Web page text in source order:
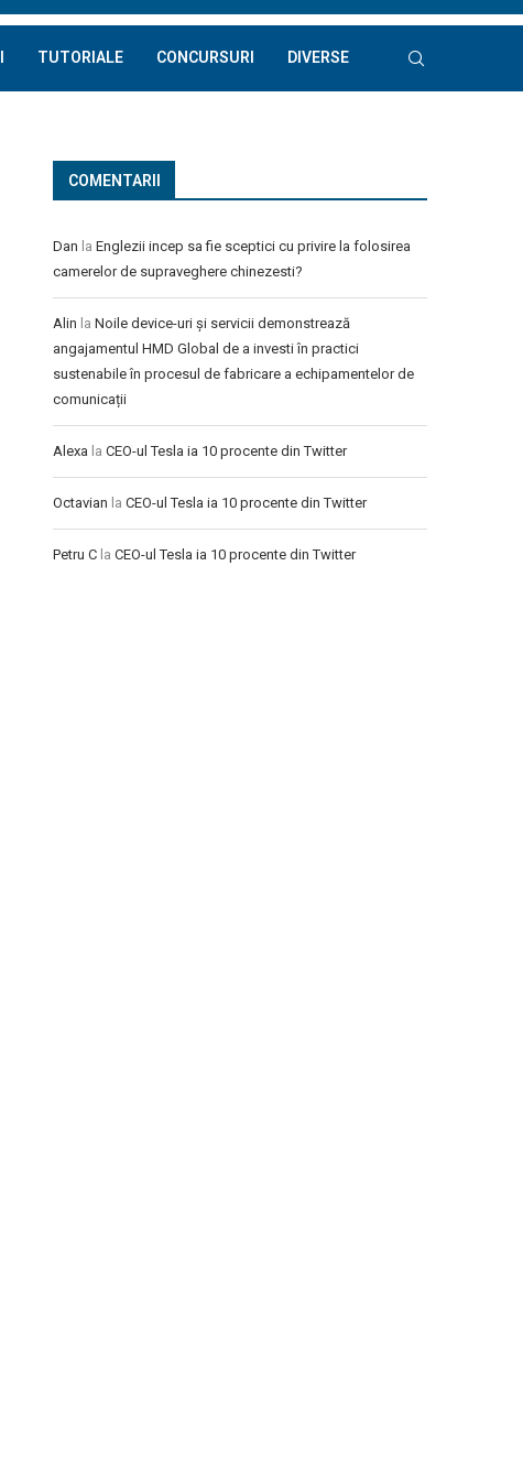
TUTORIALE CONCURSURI DIVERSE
COMENTARII
Dan la Englezii incep sa fie sceptici cu privire la folosirea
camerelor de supraveghere chinezesti?
Alin la Noile device-uri și servicii demonstrează
angajamentul HMD Global de a investi în practici
sustenabile în procesul de fabricare a echipamentelor de
comunicații
Alexa la CEO-ul Tesla ia 10 procente din Twitter
Octavian la CEO-ul Tesla ia 10 procente din Twitter
Petru C la CEO-ul Tesla ia 10 procente din Twitter